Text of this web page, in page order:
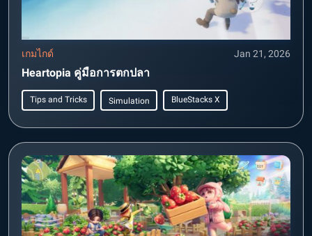
เกมไกด์ Jan 21, 2026
Heartopia คู่มือการตกปลา
Tips and Tricks Simulation BlueStacks X